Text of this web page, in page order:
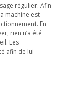
régulier. Afin
machine est
En
rien n’a été
Les
afin de lui